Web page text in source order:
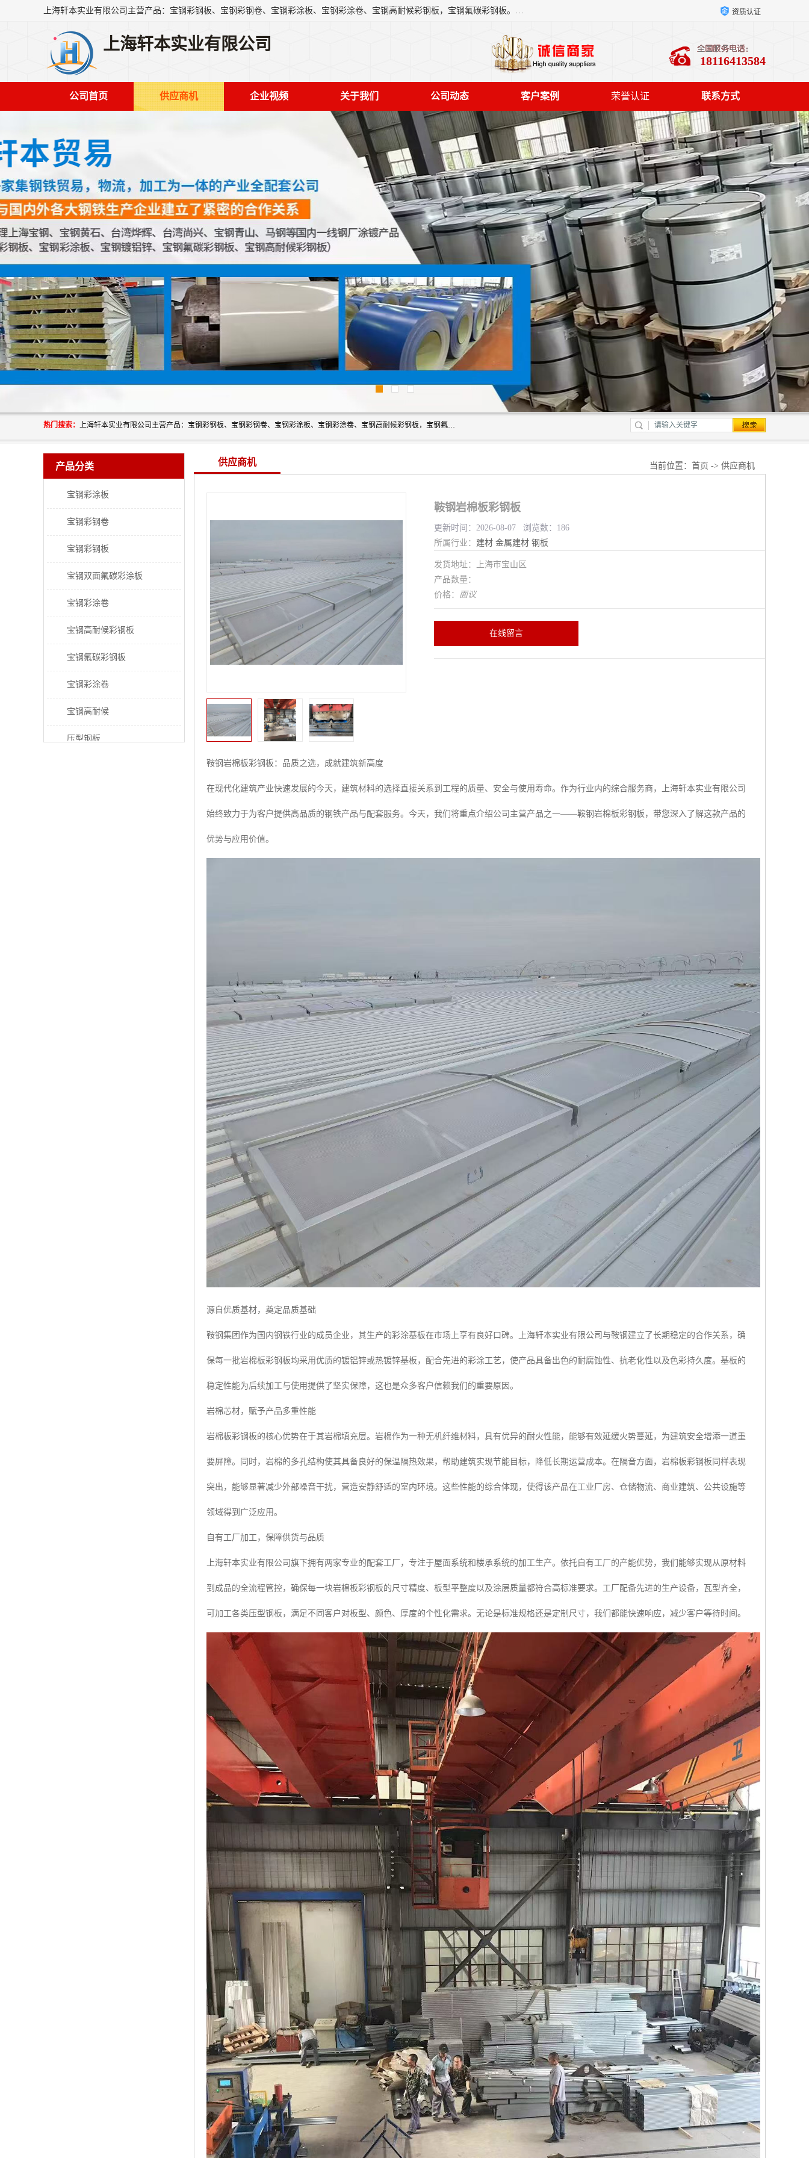
上海轩本实业有限公司主营产品：宝钢彩钢板、宝钢彩钢卷、宝钢彩涂板、宝钢彩涂卷、宝钢高耐候彩钢板，宝钢氟碳彩钢板。是一家集钢铁贸易，物流、加工为一体的产业全配套公司。 资质认证
上海轩本实业有限公司
18116413584
公司首页 供应商机 企业视频 关于我们 公司动态 客户案例 荣誉认证 联系方式
热门搜索： 上海轩本实业有限公司主营产品：宝钢彩钢板、宝钢彩钢卷、宝钢彩涂板、宝钢彩涂卷、宝钢高耐候彩钢板，宝钢氟碳彩钢板。是一家集钢铁贸易，物流、加工为一体的产业全配套公司。
产品分类
宝钢彩涂板
宝钢彩钢卷
宝钢彩钢板
宝钢双面氟碳彩涂板
宝钢彩涂卷
宝钢高耐候彩钢板
宝钢氟碳彩钢板
宝钢彩涂卷
宝钢高耐候
压型钢板
供应商机 当前位置： 首页 -> 供应商机
鞍钢岩棉板彩钢板
更新时间：2026-08-07 浏览数：186
所属行业： 建材 金属建材 钢板
发货地址：上海市宝山区
产品数量：
价格： 面议
在线留言
鞍钢岩棉板彩钢板：品质之选，成就建筑新高度
在现代化建筑产业快速发展的今天，建筑材料的选择直接关系到工程的质量、安全与使用寿命。作为行业内的综合服务商，上海轩本实业有限公司
始终致力于为客户提供高品质的钢铁产品与配套服务。今天，我们将重点介绍公司主营产品之一——鞍钢岩棉板彩钢板，带您深入了解这款产品的
优势与应用价值。
源自优质基材，奠定品质基础
鞍钢集团作为国内钢铁行业的成员企业，其生产的彩涂基板在市场上享有良好口碑。上海轩本实业有限公司与鞍钢建立了长期稳定的合作关系，确
保每一批岩棉板彩钢板均采用优质的镀铝锌或热镀锌基板，配合先进的彩涂工艺，使产品具备出色的耐腐蚀性、抗老化性以及色彩持久度。基板的
稳定性能为后续加工与使用提供了坚实保障，这也是众多客户信赖我们的重要原因。
岩棉芯材，赋予产品多重性能
岩棉板彩钢板的核心优势在于其岩棉填充层。岩棉作为一种无机纤维材料，具有优异的耐火性能，能够有效延缓火势蔓延，为建筑安全增添一道重
要屏障。同时，岩棉的多孔结构使其具备良好的保温隔热效果，帮助建筑实现节能目标，降低长期运营成本。在隔音方面，岩棉板彩钢板同样表现
突出，能够显著减少外部噪音干扰，营造安静舒适的室内环境。这些性能的综合体现，使得该产品在工业厂房、仓储物流、商业建筑、公共设施等
领域得到广泛应用。
自有工厂加工，保障供货与品质
上海轩本实业有限公司旗下拥有两家专业的配套工厂，专注于屋面系统和楼承系统的加工生产。依托自有工厂的产能优势，我们能够实现从原材料
到成品的全流程管控，确保每一块岩棉板彩钢板的尺寸精度、板型平整度以及涂层质量都符合高标准要求。工厂配备先进的生产设备，瓦型齐全，
可加工各类压型钢板，满足不同客户对板型、颜色、厚度的个性化需求。无论是标准规格还是定制尺寸，我们都能快速响应，减少客户等待时间。